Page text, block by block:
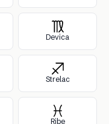
Devica
Strelac
Ribe